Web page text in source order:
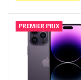
PREMIER PRIX